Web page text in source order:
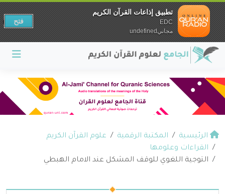
الرئيسية المكتبة الرقمية
علوم القرآن الكريم
القراءات وعلومها
التوجية اللغوي للوقف المشكل عند الامام الهبطي
تطبيق إذاعات القرآن الكريم
EDC
مجانيundefined
فتح